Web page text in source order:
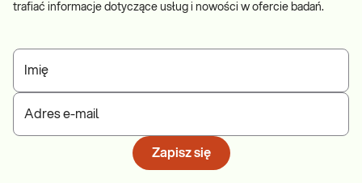
trafiać informacje dotyczące usług i nowości w ofercie badań.
Imię
Adres e-mail
Zapisz się